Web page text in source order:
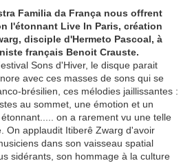
Familia da França nous offrent
l'étonnant Live In Paris, création
disciple d'Hermeto Pascoal, à
français Benoit Crauste.
Sons d'Hiver, le disque parait
avec ces masses de sons qui se
brésilien, ces mélodies jaillissantes :
au sommet, une émotion et un
on a rarement vu une telle
On applaudit Itiberê Zwarg d'avoir
dans son vaisseau spatial
sidérants, son hommage à la culture